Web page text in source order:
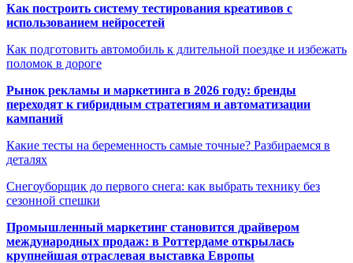
Как построить систему тестирования креативов с
использованием нейросетей
Как подготовить автомобиль к длительной поездке и избежать
поломок в дороге
Рынок рекламы и маркетинга в 2026 году: бренды
переходят к гибридным стратегиям и автоматизации
кампаний
Какие тесты на беременность самые точные? Разбираемся в
деталях
Снегоуборщик до первого снега: как выбрать технику без
сезонной спешки
Промышленный маркетинг становится драйвером
международных продаж: в Роттердаме открылась
крупнейшая отраслевая выставка Европы